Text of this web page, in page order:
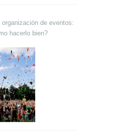
de eventos:
hacerlo bien?